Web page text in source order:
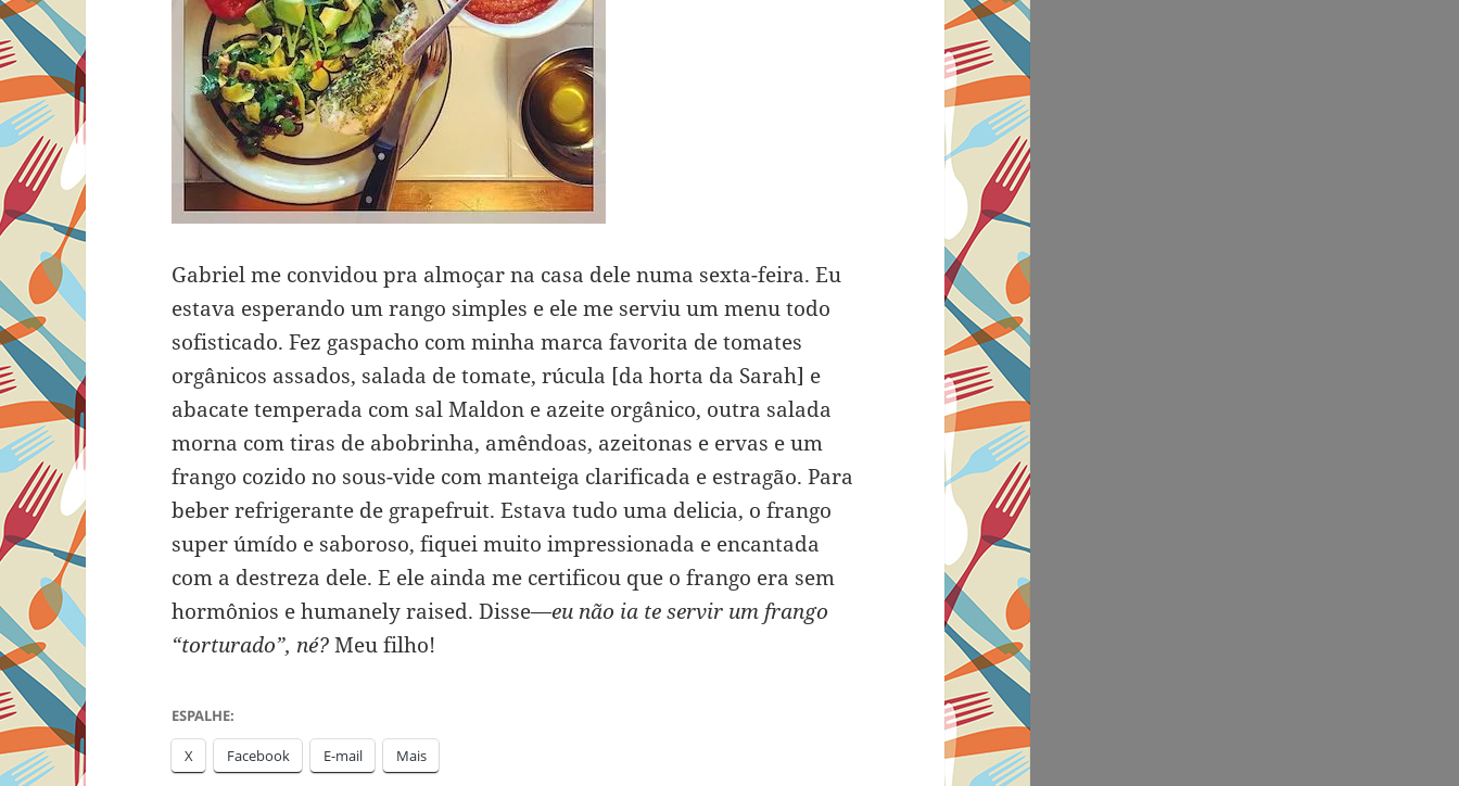
Gabriel me convidou pra almoçar na casa dele numa sexta-feira. Eu
estava esperando um rango simples e ele me serviu um menu todo
sofisticado. Fez gaspacho com minha marca favorita de tomates
orgânicos assados, salada de tomate, rúcula [da horta da Sarah] e
abacate temperada com sal Maldon e azeite orgânico, outra salada
morna com tiras de abobrinha, amêndoas, azeitonas e ervas e um
frango cozido no sous-vide com manteiga clarificada e estragão. Para
beber refrigerante de grapefruit. Estava tudo uma delicia, o frango
super úmído e saboroso, fiquei muito impressionada e encantada
com a destreza dele. E ele ainda me certificou que o frango era sem
hormônios e humanely raised. Disse—eu não ia te servir um frango
“torturado”, né?Meu filho!
ESPALHE:
X Facebook E-mail Mais